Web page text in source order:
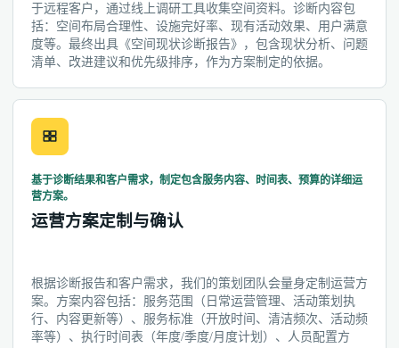
于远程客户，通过线上调研工具收集空间资料。诊断内容包
括：空间布局合理性、设施完好率、现有活动效果、用户满意
度等。最终出具《空间现状诊断报告》，包含现状分析、问题
清单、改进建议和优先级排序，作为方案制定的依据。
基于诊断结果和客户需求，制定包含服务内容、时间表、预算的详细运
营方案。
运营方案定制与确认
根据诊断报告和客户需求，我们的策划团队会量身定制运营方
案。方案内容包括：服务范围（日常运营管理、活动策划执
行、内容更新等）、服务标准（开放时间、清洁频次、活动频
率等）、执行时间表（年度/季度/月度计划）、人员配置方